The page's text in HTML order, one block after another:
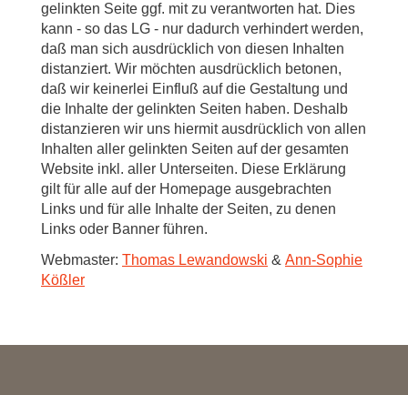
gelinkten Seite ggf. mit zu verantworten hat. Dies
kann - so das LG - nur dadurch verhindert werden,
daß man sich ausdrücklich von diesen Inhalten
distanziert. Wir möchten ausdrücklich betonen,
daß wir keinerlei Einfluß auf die Gestaltung und
die Inhalte der gelinkten Seiten haben. Deshalb
distanzieren wir uns hiermit ausdrücklich von allen
Inhalten aller gelinkten Seiten auf der gesamten
Website inkl. aller Unterseiten. Diese Erklärung
gilt für alle auf der Homepage ausgebrachten
Links und für alle Inhalte der Seiten, zu denen
Links oder Banner führen.
Webmaster: Thomas Lewandowski & Ann-Sophie
Kößler